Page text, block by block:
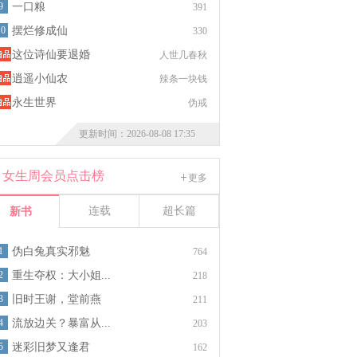
391
一口粮
330
摆烂修成仙
人世几春秋
这位诗仙要退婚
辣条一块钱
逍遥小仙农
伪戒
永生世界
更新时间：2026-08-08 17:35
更多
女生周会员点击榜
新书 连载 超长篇
764
1 伪白兔真实邪魅
218
重生夺权：大小姐...
211
旧时王谢，堂前燕
203
流放边关？暴富从...
162
迷彩旧梦又逢君